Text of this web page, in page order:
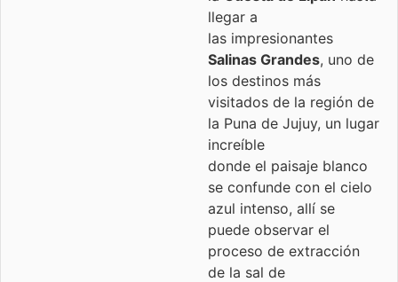
llegar a
las impresionantes
Salinas Grandes, uno de
los destinos más
visitados de la región de
la Puna de Jujuy, un lugar
increíble
donde el paisaje blanco
se confunde con el cielo
azul intenso, allí se
puede observar el
proceso de extracción
de la sal de